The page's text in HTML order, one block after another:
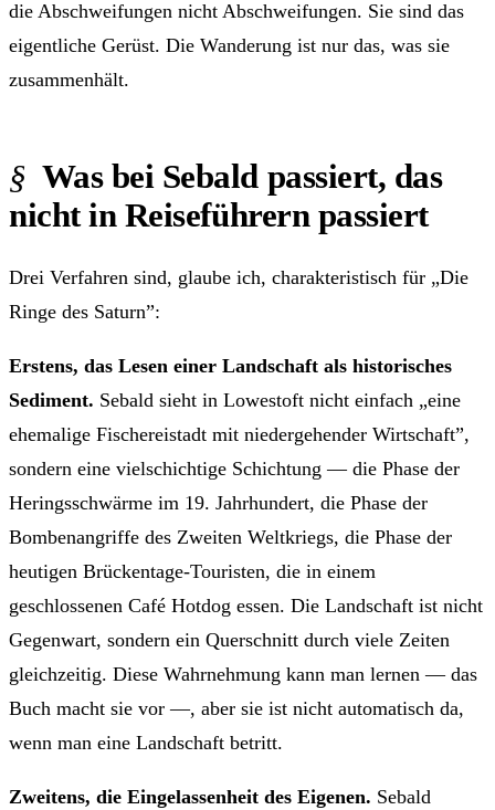
die Abschweifungen nicht Abschweifungen. Sie sind das
eigentliche Gerüst. Die Wanderung ist nur das, was sie
zusammenhält.
Was bei Sebald passiert, das
nicht in Reiseführern passiert
Drei Verfahren sind, glaube ich, charakteristisch für „Die
Ringe des Saturn”:
Erstens, das Lesen einer Landschaft als historisches
Sediment. Sebald sieht in Lowestoft nicht einfach „eine
ehemalige Fischereistadt mit niedergehender Wirtschaft”,
sondern eine vielschichtige Schichtung — die Phase der
Herings­schwärme im 19. Jahrhundert, die Phase der
Bombenangriffe des Zweiten Weltkriegs, die Phase der
heutigen Brückentage-Touristen, die in einem
geschlossenen Café Hotdog essen. Die Landschaft ist nicht
Gegenwart, sondern ein Querschnitt durch viele Zeiten
gleichzeitig. Diese Wahrnehmung kann man lernen — das
Buch macht sie vor —, aber sie ist nicht automatisch da,
wenn man eine Landschaft betritt.
Zweitens, die Eingelassenheit des Eigenen. Sebald